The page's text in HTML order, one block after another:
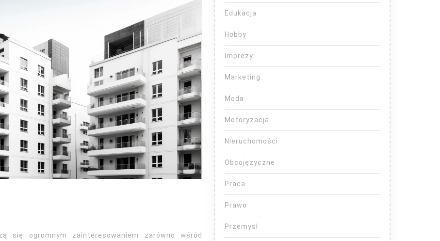
się ogromnym zainteresowaniem zarówno wśród
Edukacja
Hobby
Imprezy
Marketing
Moda
Motoryzacja
Nieruchomości
Obcojęzyczne
Praca
Prawo
Przemysł